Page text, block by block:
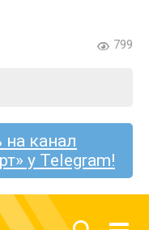
799
на канал
у Telegram!